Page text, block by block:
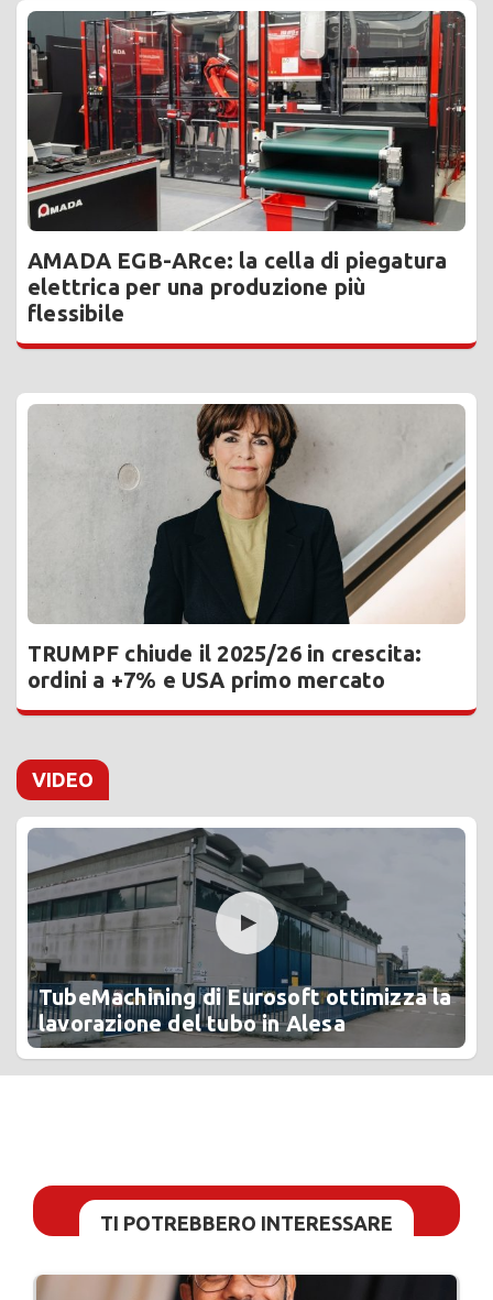
AMADA EGB-ARce: la cella di piegatura
elettrica per una produzione più
flessibile
TRUMPF chiude il 2025/26 in crescita:
ordini a +7% e USA primo mercato
VIDEO
TubeMachining di Eurosoft ottimizza la
lavorazione del tubo in Alesa
TI POTREBBERO INTERESSARE